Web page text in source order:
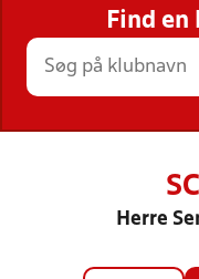
STILLINGER,
Find
Herre